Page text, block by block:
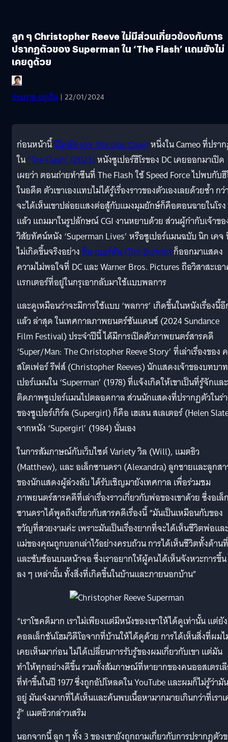
ลูก ๆ Christopher Reeve ไม่มีส่วนเกี่ยวข้องกับการ
ปรากฏตัวของ Superman ใน ‘The Flash’ แถมยังไม่
เคยดูด้วย
ประภาส อยู่เย็น | 22/01/2024
ก่อนหน้านี้นิโคลัส เคจ (Nicolas Cage)หนึ่งใน Cameo ที่ปรา
ใน‘The Flash’ (2023)หนังซูเปอร์ฮีโรของ DC เคยออกมาเปิด
เผยว่า ตอนถ่ายทำซีนที่ The Flash ใช้ Speed Force ไปพบกับฮี
ในอดีต ตัวเขาเองแทบไม่ได้รู้เรื่องราวของตัวเองเลยด้วยซ้ำ กว่
จะได้เห็นเขาปล่อยแสงต่อสู้กับแมงมุมยักษ์ก็คือตอนฉายในโรง
แล้ว แถมมาในรูปลักษณ์ CGI งานหยาบด้วย ส่วนผู้กำกับเจ้าขอ
วิสัยทัศน์หนัง ‘Superman Lives’ หรือซูเปอร์แมนฉบับ นิก เคจ
ไม่เกิดขึ้นจริงอย่างทิม เบอร์ตัน (Tim Burton)ก็ออกมาแสดง
ความไม่พอใจที่ DC และ Warner Bros. Pictures ถือวิสาสะเอ
แรกเตอร์ที่อยู่ในกรุเอากลับมาใช้แบบพลการ
และดูเหมือนว่าจะมีการใช้แบบ ‘พลการ’ เกิดขึ้นในหนังเรื่องนี้
แล้ว ล่าสุด ในเทศกาลภาพยนตร์ซันแดนซ์ (2024 Sundance
Film Festival) ประจำปีนี้ ได้มีการเปิดตัวภาพยนตร์สารคดี
‘Super/Man: The Christopher Reeve Story’ ที่เล่าเรื่องของ
สโตเฟอร์ รีฟส์ (Christopher Reeves) นักแสดงเจ้าของบทบา
เปอร์แมนใน ‘Superman’ (1978) ที่แจ้งเกิดให้เขาเป็นที่รู้จักและ
ติดภาพซูเปอร์แมนไปตลอดกาล ส่วนนักแสดงที่ปรากฏตัวในร่
ของซูเปอร์เกิร์ล (Supergirl) ก็คือ เฮเลน สเลเตอร์ (Helen
จากหนัง ‘Supergirl’ (1984) นั่นเอง
ในการสัมภาษณ์กับเว็บไซต์ Variety วิล (Will), แมตธิว
(Matthew), และ อเล็กซานดรา (Alexandra) ลูกชายและลูกส
ของนักแสดงผู้ล่วงลับ ได้รับเชิญมายังเทศกาล เพื่อร่วมชม
ภาพยนตร์สารคดีที่เล่าเรื่องราวเกี่ยวกับพ่อของเขาด้วย ซึ่งอเล็
ซานดราได้พูดถึงเกี่ยวกับสารคดีเรื่องนี้ “มันเป็นเหมือนกับของ
ขวัญที่สวยงามค่ะ เพราะมันเป็นเรื่องยากที่จะได้เห็นชีวิตพ่อแล
แม่ของคุณถูกบอกเล่าไว้อย่างครบถ้วน การได้เห็นชีวิตทั้งด้าน
และซับซ้อนบนหน้าจอ ซึ่งเราอยากให้ผู้คนได้เห็นจังหวะการขึ้
ลง ๆ เหล่านั้น ทั้งสิ่งที่เกิดขึ้นในบ้านและภายนอกบ้าน”
“เราโชคดีมาก เราไม่เพียงแต่มีหนังของเขาให้ได้ดูเท่านั้น แต่ยั
คอลเล็กชันโฮมวิดีโอจากที่บ้านให้ได้ดูด้วย การได้เห็นสิ่งที่ผม
เคยเห็นมาก่อน ไม่ได้เปลี่ยนการรับรู้ของผมเกี่ยวกับเขา แต่มัน
ทำให้ทุกอย่างดีขึ้น รวมทั้งสัมภาษณ์ที่หายากของคนออสเตรเ
ที่ทำขึ้นในปี 1977 ซึ่งถูกอัปโหลดใน YouTube และผมก็ไม่รู้ว่ามั
อยู่ มันเจ๋งมากที่ได้เห็นและค้นพบเนื้อหามากมายเกินกว่าที่เรา
รู้” แมตธิวกล่าวเสริม
นอกจากนี้ ลูก ๆ ทั้ง 3 ของเขายังถูกถามเกี่ยวกับการปรากฏตัว